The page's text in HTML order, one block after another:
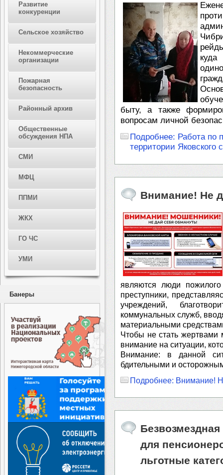
Развитие
конкуренции
Сельское хозяйство
Некоммерческие
организации
Пожарная
безопасность
Районный архив
Общественные
обсуждения НПА
СМИ
МФЦ
ППМИ
ЖКХ
ГО ЧС
УМИ
Банеры
быту, а также
вопросам личной
Подробнее: Работа по
территории Яковского
Внимание! Не
являются люди пожилого
преступники,
учреждений,
коммунальных служб,
материальными
⁣Чтобы не стать
внимание на ситуации,
Внимание: в данной
бдительными и
Подробнее: Внимание!
для
льготные